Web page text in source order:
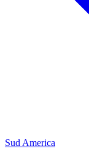
Sud America